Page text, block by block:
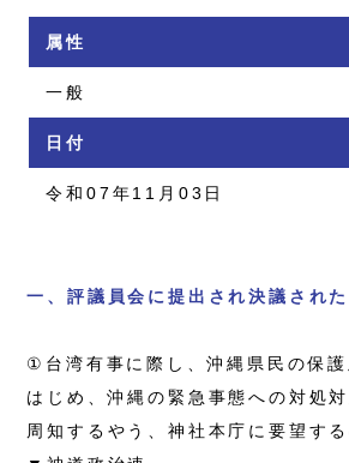
属性
一般
日付
令和07年11月03日
一、評議員会に提出され決議された
①台湾有事に際し、沖縄県民の保
はじめ、沖縄の緊急事態への対処
周知するやう、神社本庁に要望す